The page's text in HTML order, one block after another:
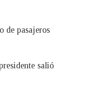
de pasajeros
salió